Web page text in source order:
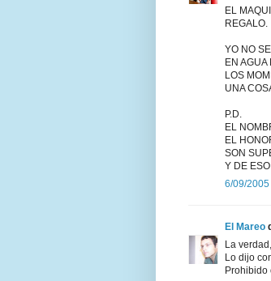
EL
REGALO.
YO NO
EN AGUA
LOS
UNA
P.D.
EL
EL
SON
Y DE
6/09/2005
El Mareo
La
Lo dijo
Prohibido